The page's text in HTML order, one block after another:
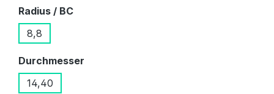
Radius / BCauswählen
8,8
Durchmesser
14,40